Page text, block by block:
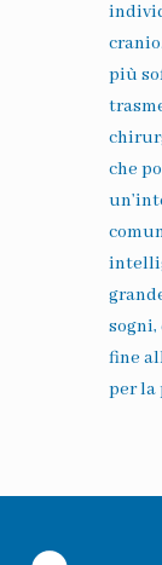
più
che
fine
per la